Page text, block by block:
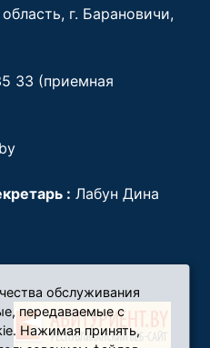
г. Барановичи,
33 (приемная
: Лабун Дина
обслуживания
передаваемые с
Нажимая принять,